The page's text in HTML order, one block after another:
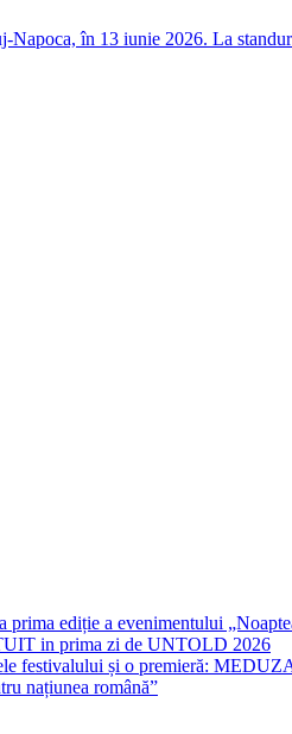
în 13 iunie 2026. La
ediție a evenimentului
in prima zi de UNTOLD 2026
festivalului și o premieră:
națiunea română”